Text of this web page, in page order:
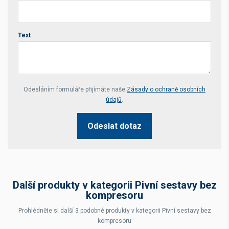
Text
Your website *
Odesláním formuláře přijímáte naše Zásady o ochraně osobních
údajů.
Odeslat dotaz
Další produkty v kategorii Pivní sestavy bez
kompresoru
Prohlédněte si další 3 podobné produkty v kategorii Pivní sestavy bez
kompresoru